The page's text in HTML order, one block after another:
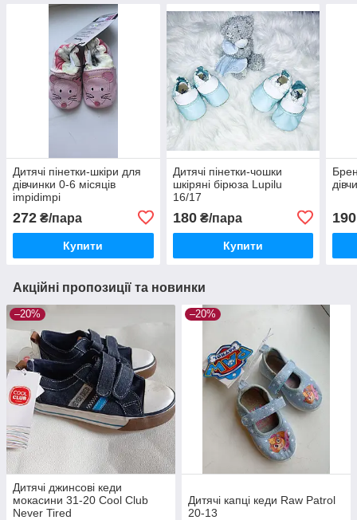
Дитячі пінетки-шкіри для
дівчинки 0-6 місяців
impidimpi
272 ₴/пара
Купити
Дитячі пінетки-чошки
шкіряні бірюза Lupilu
16/17
180₴/пара
Купити
190
Акційні пропозиції та новинки
–20%
Дитячі джинсові кеди
мокасини 31-20 Cool Club
Never Tired
–20%
Дитячі капці кеди Raw Patrol
20-13